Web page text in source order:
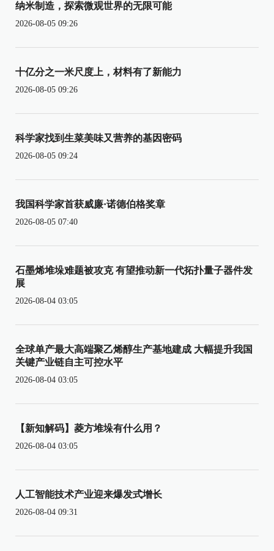
纳米制造，探索微观世界的无限可能
2026-08-05 09:26
十亿分之一米尺度上，材料有了新能力
2026-08-05 09:26
科学家找到生菜美味又营养的基因密码
2026-08-05 09:24
我国科学家首获威廉·诺德伯格奖章
2026-08-05 07:40
石墨烯堆垛难题被攻克 有望推动新一代拓扑量子器件发
展
2026-08-04 03:05
全球单产最大高端聚乙烯醇生产基地建成 大幅提升我国
关键产业链自主可控水平
2026-08-04 03:05
【新知解码】菱方堆垛有什么用？
2026-08-04 03:05
人工智能技术产业迎来爆发式增长
2026-08-04 09:31